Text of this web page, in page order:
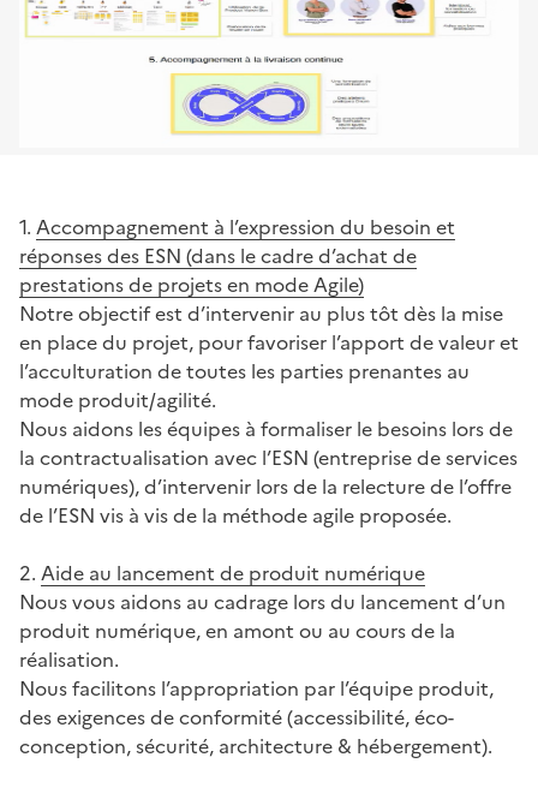
1. Accompagnement à l’expression du besoin et
réponses des ESN (dans le cadre d’achat de
prestations de projets en mode Agile)
Notre objectif est d’intervenir au plus tôt dès la mise
en place du projet, pour favoriser l’apport de valeur et
l’acculturation de toutes les parties prenantes au
mode produit/agilité.
Nous aidons les équipes à formaliser le besoins lors de
la contractualisation avec l’ESN (entreprise de services
numériques), d’intervenir lors de la relecture de l’offre
de l’ESN vis à vis de la méthode agile proposée.
2. Aide au lancement de produit numérique
Nous vous aidons au cadrage lors du lancement d’un
produit numérique, en amont ou au cours de la
réalisation.
Nous facilitons l’appropriation par l’équipe produit,
des exigences de conformité (accessibilité, éco-
conception, sécurité, architecture & hébergement).